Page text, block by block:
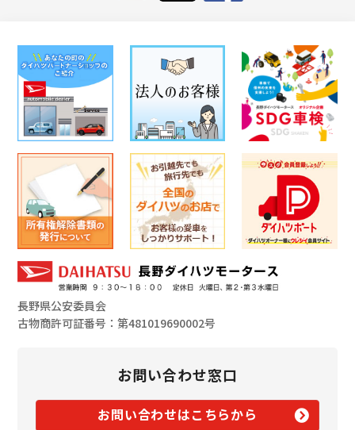
長野県公安委員会
古物商許可証番号：第481019690002号
お問い合わせ窓口
お問い合わせはこちらから